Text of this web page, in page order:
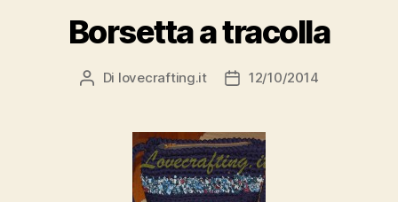
Borsetta a tracolla
Autore
Di lovecrafting.it
Data12/10/2014